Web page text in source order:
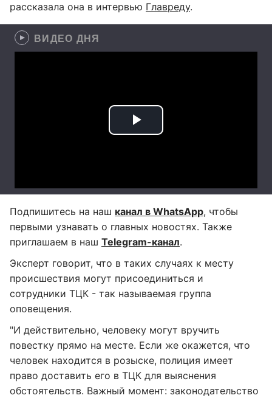
рассказала она в интервью Главреду.
ВИДЕО ДНЯ
Подпишитесь на наш канал в WhatsApp, чтобы
первыми узнавать о главных новостях. Также
приглашаем в наш Telegram-канал.
Эксперт говорит, что в таких случаях к месту
происшествия могут присоединиться и
сотрудники ТЦК - так называемая группа
оповещения.
"И действительно, человеку могут вручить
повестку прямо на месте. Если же окажется, что
человек находится в розыске, полиция имеет
право доставить его в ТЦК для выяснения
обстоятельств. Важный момент: законодательство